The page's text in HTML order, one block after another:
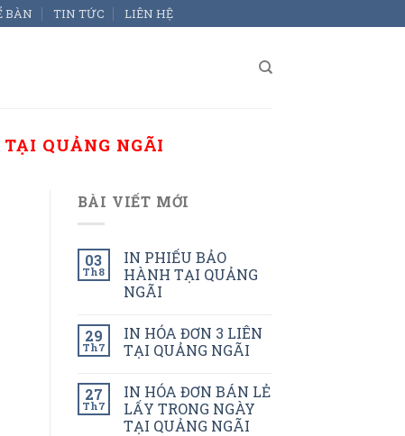
BÀN TIN TỨC LIÊN HỆ
QUẢNG NGÃI
BÀI VIẾT MỚI
03
Th8
IN PHIẾU BẢO
HÀNH TẠI QUẢNG
NGÃI
29
Th7
IN HÓA ĐƠN 3 LIÊN
TẠI QUẢNG NGÃI
27
Th7
IN HÓA ĐƠN BÁN LẺ
LẤY TRONG NGÀY
TẠI QUẢNG NGÃI